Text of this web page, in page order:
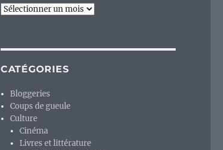
Archives
CATÉGORIES
Bloggeries
Coups de gueule
Culture
Cinéma
Livres et littérature